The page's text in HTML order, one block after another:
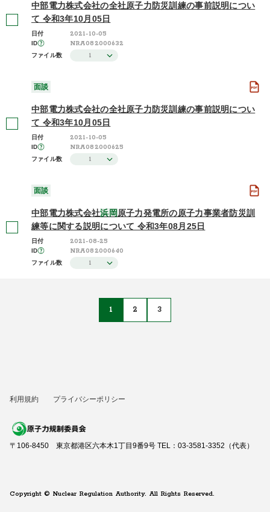
中部電力株式会社の全社原子力防災訓練の事前説明につい
て 令和3年10月05日
日付 2021-10-05
ID NRA082000632
ファイル数 1
面談
中部電力株式会社の全社原子力防災訓練の事前説明につい
て 令和3年10月05日
日付 2021-10-05
ID NRA082000625
ファイル数 1
面談
中部電力株式会社浜岡原子力発電所の原子力事業者防災訓
練等に関する説明について 令和3年08月25日
日付 2021-08-25
ID NRA082000640
ファイル数 1
1 2 3
利用規約 プライバシーポリシー
〒106-8450 東京都港区六本木1丁目9番9号 TEL：03-3581-3352（代表）
Copyright © Nuclear Regulation Authority. All Rights Reserved.